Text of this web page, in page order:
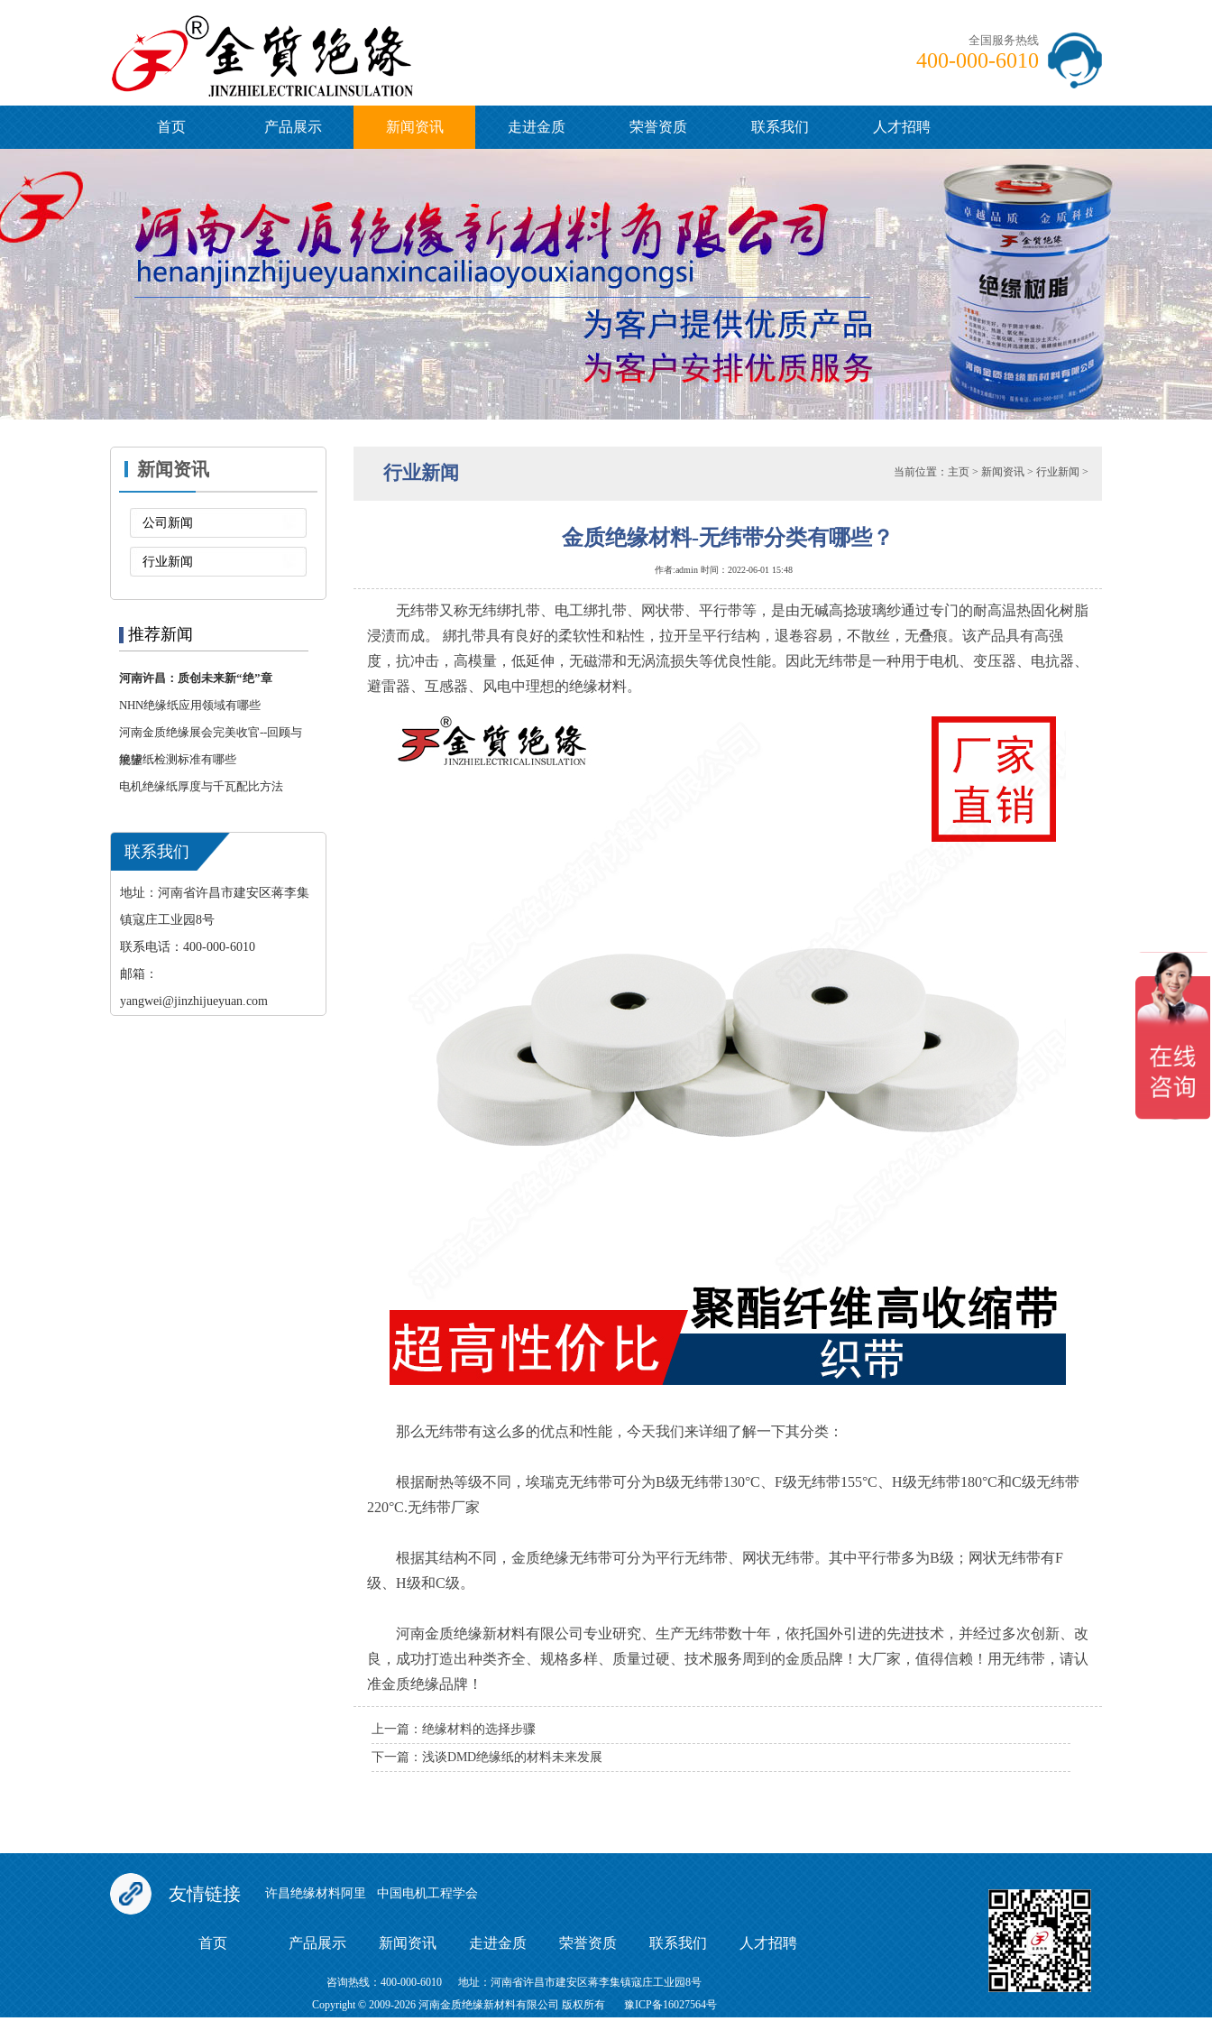
全国服务热线
400-000-6010
首页 产品展示 新闻资讯 走进金质 荣誉资质 联系我们 人才招聘
新闻资讯
公司新闻
行业新闻
推荐新闻
河南许昌：质创未来新“绝”章
NHN绝缘纸应用领域有哪些
河南金质绝缘展会完美收官--回顾与
展望
绝缘纸检测标准有哪些
电机绝缘纸厚度与千瓦配比方法
联系我们
地址：河南省许昌市建安区蒋李集
镇寇庄工业园8号
联系电话：400-000-6010
邮箱：
yangwei@jinzhijueyuan.com
当前位置： 主页 > 新闻资讯 > 行业新闻 >
行业新闻
金质绝缘材料-无纬带分类有哪些？
作者:admin 时间：2022-06-01 15:48
无纬带又称无纬绑扎带、电工绑扎带、网状带、平行带等，是由无碱高捻玻璃纱通过专门的耐高温热固化树脂
浸渍而成。 綁扎带具有良好的柔软性和粘性，拉开呈平行结构，退卷容易，不散丝，无叠痕。该产品具有高强
度，抗冲击，高模量，低延伸，无磁滞和无涡流损失等优良性能。因此无纬带是一种用于电机、变压器、电抗器、
避雷器、互感器、风电中理想的绝缘材料。
那么无纬带有这么多的优点和性能，今天我们来详细了解一下其分类：
根据耐热等级不同，埃瑞克无纬带可分为B级无纬带130°C、F级无纬带155°C、H级无纬带180°C和C级无纬带
220°C.无纬带厂家
根据其结构不同，金质绝缘无纬带可分为平行无纬带、网状无纬带。其中平行带多为B级；网状无纬带有F
级、H级和C级。
河南金质绝缘新材料有限公司专业研究、生产无纬带数十年，依托国外引进的先进技术，并经过多次创新、改
良，成功打造出种类齐全、规格多样、质量过硬、技术服务周到的金质品牌！大厂家，值得信赖！用无纬带，请认
准金质绝缘品牌！
上一篇：绝缘材料的选择步骤
下一篇：浅谈DMD绝缘纸的材料未来发展
友情链接 许昌绝缘材料阿里 中国电机工程学会
首页 产品展示 新闻资讯 走进金质 荣誉资质 联系我们 人才招聘
咨询热线：400-000-6010 地址：河南省许昌市建安区蒋李集镇寇庄工业园8号
Copyright © 2009-2026 河南金质绝缘新材料有限公司 版权所有
豫ICP备16027564号